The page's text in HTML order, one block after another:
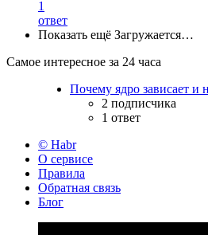
1
ответ
Показать ещё Загружается…
Самое интересное за 24 часа
Почему ядро зависает и
2 подписчика
1 ответ
© Habr
О сервисе
Правила
Обратная связь
Блог